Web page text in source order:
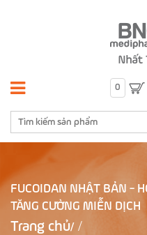
0
FUCOIDAN NHẬT BẢN -
TĂNG CƯỜNG MIỄN DỊCH
Trang chủ/